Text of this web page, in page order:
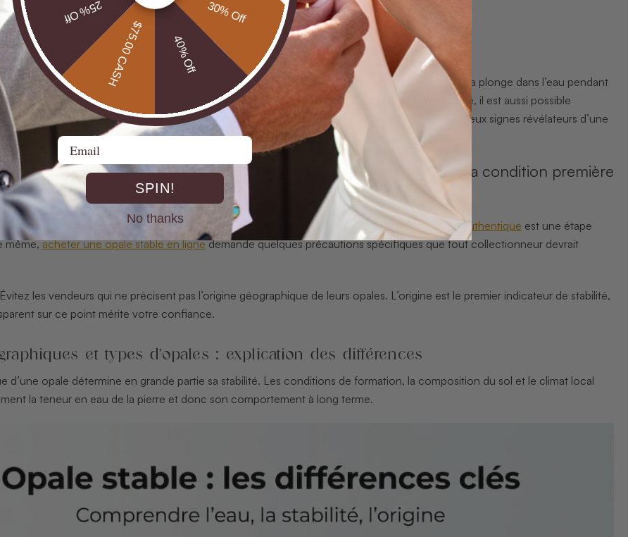
variations d’humiditéambiante
pour un port quotidien en bijou
plus prévisible
dans le temps
d’une opale, les gemmologues utilisent la méthode d’immersion : on pèse la pierre à sec, on la plonge dans l’eau pendant
la pèse à nouveau. Une variation de poids supérieure à 1% indique une hydrophane. En boutique, il est aussi possible
devient temporairement plus transparente ou si ses couleurs changent au contact de l’eau, deux signes révélateurs d’une
opale n’est pas un détail technique réservé aux experts. C’est la condition première
traversera les années avec la même beauté qu’au premier jour. »
approfondir leurs connaissances avant l’achat, comprendre les critères d’une opale authentique est une étape
même,acheter une opale stable en lignedemande quelques précautions spécifiques que tout collectionneur devrait
Évitez les vendeurs qui ne précisent pas l’origine géographique de leurs opales. L’origine est le premier indicateur de stabilité,
sur ce point mérite votre confiance.
et types d’opales : explication des différences
d’une opale détermine en grande partie sa stabilité. Les conditions de formation, la composition du sol et le climat local
la teneur en eau de la pierre et donc son comportement à long terme.
30% Off
40% Off
$75.00 CASH
25% Off
Email
SPIN!
No thanks